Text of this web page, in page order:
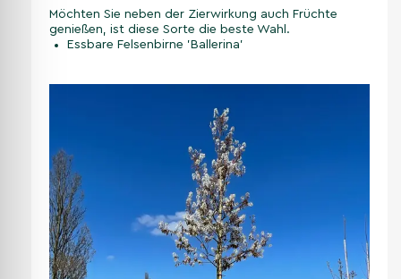
Möchten Sie neben der Zierwirkung auch Früchte
genießen, ist diese Sorte die beste Wahl.
Essbare Felsenbirne 'Ballerina'